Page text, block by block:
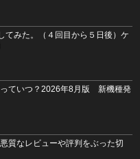
てみた。（４回目から５日後）ケ
ていつ？2026年8月版 新機種発
質なレビューや評判をぶった切